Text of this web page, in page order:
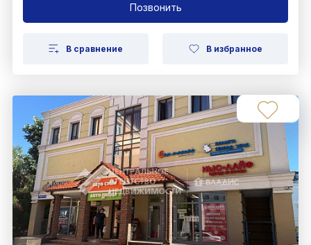
Позвонить
В сравнение В избранное